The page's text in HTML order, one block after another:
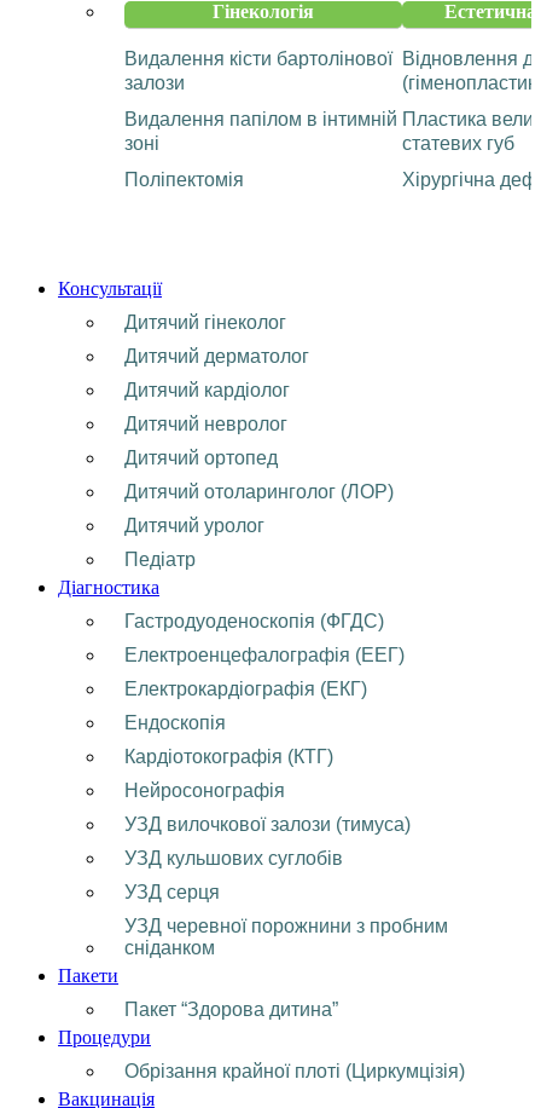
Гінекологія
Видалення кісти бартолінової
залози
Видалення папілом в інтимній
зоні
Поліпектомія
Естетична
Відновлення
Пластика
статевих губ
Хірургічна
Консультації
Дитячий гінеколог
Дитячий дерматолог
Дитячий кардіолог
Дитячий невролог
Дитячий ортопед
Дитячий отоларинголог (ЛОР)
Дитячий уролог
Педіатр
Діагностика
Гастродуоденоскопія (ФГДС)
Електроенцефалографія (ЕЕГ)
Електрокардіографія (ЕКГ)
Ендоскопія
Кардіотокографія (КТГ)
Нейросонографія
УЗД вилочкової залози (тимуса)
УЗД кульшових суглобів
УЗД серця
УЗД черевної порожнини з пробним
сніданком
Пакети
Пакет “Здорова дитина”
Процедури
Обрізання крайної плоті (Циркумцізія)
Вакцинація